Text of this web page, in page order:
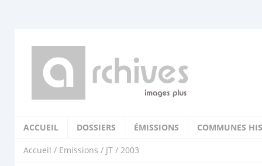
ACCUEIL DOSSIERS ÉMISSIONS COMMUNES
Accueil / Emissions / JT / 2003